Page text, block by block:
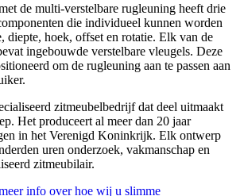
de multi-verstelbare rugleuning heeft drie
die individueel kunnen worden
diepte, hoek, offset en rotatie. Elk van de
ingebouwde verstelbare vleugels. Deze
om de rugleuning aan te passen aan
zitmeubelbedrijf dat deel uitmaakt
Het produceert al meer dan 20 jaar
in het Verenigd Koninkrijk. Elk ontwerp
uren onderzoek, vakmanschap en
zitmeubilair.
info over hoe wij u slimme